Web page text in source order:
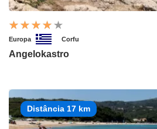
Europa Corfu
Angelokastro
Distância 17 km